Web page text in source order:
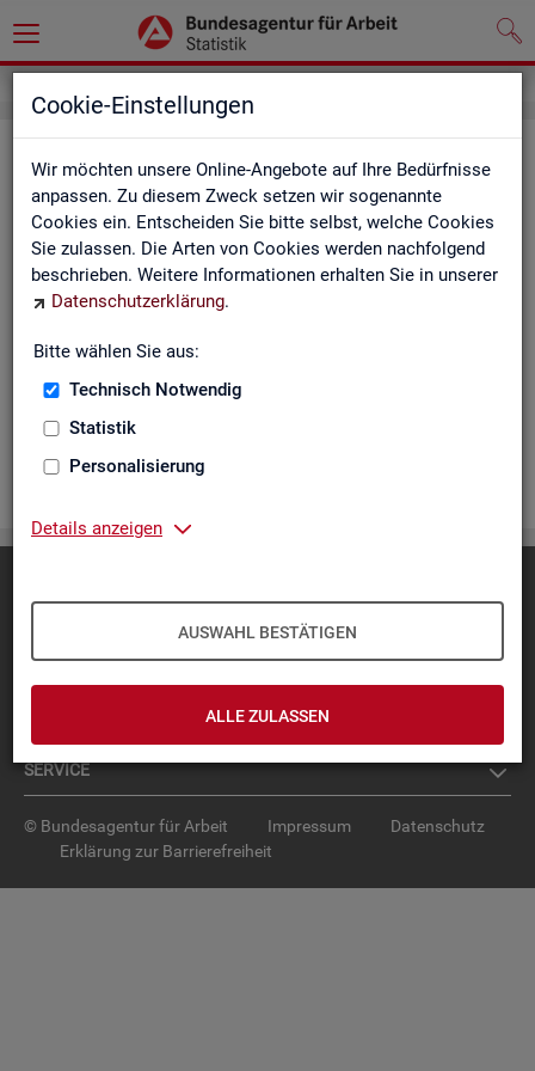
Cookie-Einstellungen
Wir möchten unsere Online-Angebote auf Ihre Bedürfnisse
anpassen. Zu diesem Zweck setzen wir sogenannte
Cookies ein. Entscheiden Sie bitte selbst, welche Cookies
Sie zulassen. Die Arten von Cookies werden nachfolgend
beschrieben. Weitere Informationen erhalten Sie in unserer
Datenschutzerklärung.
Bitte wählen Sie aus:
Technisch Notwendig
Statistik
Personalisierung
Details anzeigen
AUSWAHL BESTÄTIGEN
ALLE ZULASSEN
Ge­mein­de­da­ten der so­zi­al­ver­si­che­
rungs­pflich­tig Be­schäf­tig­ten nach
Wohn- und Ar­beits­ort - Deutsch­
land, Län­der, Krei­se und Ge­mein­den
(Jah­res­zah­len)
Die Ta­bel­len er­schei­nen jähr­lich und ent­hal­ten In­for­ma­tio­nen
über Be­stand, Ar­beits­ort, Wohn­ort, Ge­schlecht, Äl­te­re, Aus­
Be­trie­be / Be­triebs­grö­ße, Pend­ler und wei­te­re Merk­ma­le.
SER­VICE
© Bundesagentur für Arbeit Impressum
Datenschutz
Erklärung zur Barrierefreiheit